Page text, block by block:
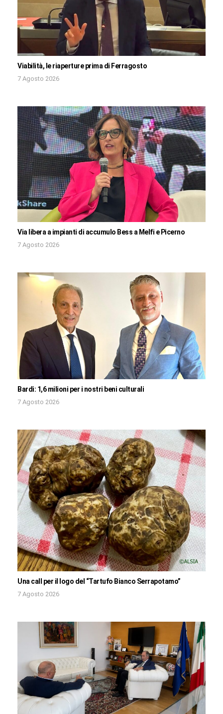
Viabilità, le riaperture prima di Ferragosto
7 Agosto 2026
Via libera a impianti di accumulo Bess a Melfi e Picerno
7 Agosto 2026
Bardi: 1,6 milioni per i nostri beni culturali
7 Agosto 2026
Una call per il logo del “Tartufo Bianco Serrapotamo”
7 Agosto 2026